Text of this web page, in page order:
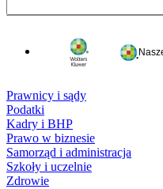
Prawnicy i sądy
Podatki
Kadry i BHP
Prawo w biznesie
Samorząd i administracja
Szkoły i uczelnie
Zdrowie